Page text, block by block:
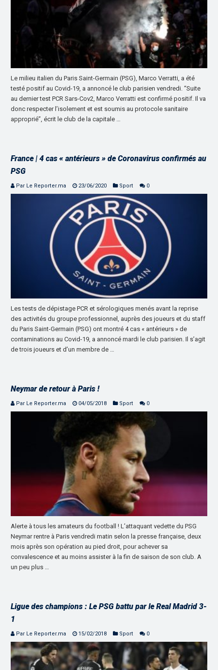
Le milieu italien du Paris Saint-Germain (PSG), Marco Verratti, a été
testé positif au Covid-19, a annoncé le club parisien vendredi. “Suite
au dernier test PCR Sars-Cov2, Marco Verratti est confirmé positif. Il va
donc respecter l’isolement et est soumis au protocole sanitaire
approprié”, écrit le club de la capitale …
France | 4 cas « antérieurs » de Coronavirus confirmés au
PSG
Par Le Reporter.ma 23/06/2020 Sport 0
Les tests de dépistage PCR et sérologiques menés avant la reprise
des activités du groupe professionnel, auprès des joueurs et du staff
du Paris Saint-Germain (PSG) ont montré 4 cas « antérieurs » de
contaminations au Covid-19, a annoncé mardi le club parisien. Il s’agit
de trois joueurs et d’un membre de …
Neymar de retour à Paris !
Par Le Reporter.ma 04/05/2018 Sport 0
Alerte à tous les amateurs du football ! L’attaquant vedette du PSG
Neymar rentre à Paris vendredi matin selon la presse française, deux
mois après son opération au pied droit, pour achever sa
convalescence et au moins assister à la fin de saison de son club. A
un peu plus …
Ligue des champions : Le PSG battu par le Real Madrid 3-
1
Par Le Reporter.ma 15/02/2018 Sport 0